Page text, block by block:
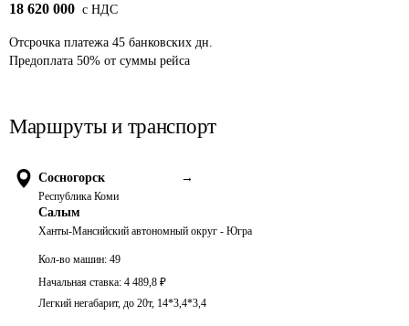
18 620 000 c НДС
Отсрочка платежа 45 банковских дн.
Предоплата 50% от суммы рейса
Маршруты и транспорт
Сосногорск →
Республика Коми
Салым
Ханты-Мансийский автономный округ - Югра
Кол-во машин: 49
Начальная ставка: 4 489,8 ₽
Легкий негабарит, до 20т, 14*3,4*3,4